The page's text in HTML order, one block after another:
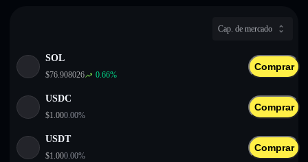
Deutsch
Italiano
Español
Cap. de mercado
SOL
$76.908026 0.66%
Comprar
USDC
$1.000.00%
Comprar
USDT
$1.000.00%
Comprar